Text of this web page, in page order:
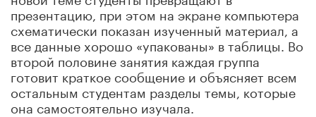
презентацию, при этом на экране компьютера
схематически показан изученный материал, а
все данные хорошо «упакованы» в таблицы. Во
второй половине занятия каждая группа
готовит краткое сообщение и объясняет всем
остальным студентам разделы темы, которые
она самостоятельно изучала.